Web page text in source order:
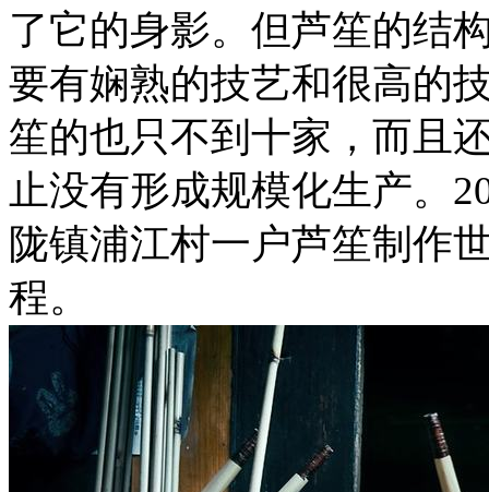
了它的身影。但芦笙的结
要有娴熟的技艺和很高的
笙的也只不到十家，而且
止没有形成规模化生产。
陇镇浦江村一户芦笙制作
程。